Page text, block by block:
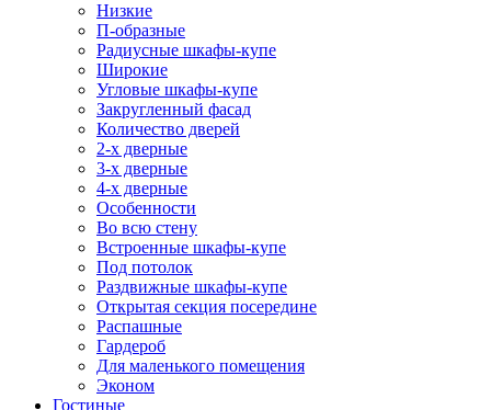
Низкие
П-образные
Радиусные шкафы-купе
Широкие
Угловые шкафы-купе
Закругленный фасад
Количество дверей
2-х дверные
3-х дверные
4-х дверные
Особенности
Во всю стену
Встроенные шкафы-купе
Под потолок
Раздвижные шкафы-купе
Открытая секция посередине
Распашные
Гардероб
Для маленького помещения
Эконом
Гостиные